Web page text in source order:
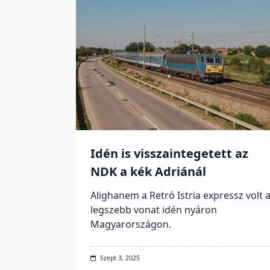
Idén is visszaintegetett az
NDK a kék Adriánál
Alighanem a Retró Istria expressz volt a
legszebb vonat idén nyáron
Magyarországon.
Szept 3, 2025